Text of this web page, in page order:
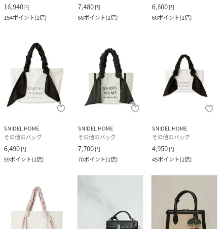
16,940円
154ポイント(1倍)
7,480円
68ポイント(1倍)
6,600円
60ポイント(1倍)
SNIDEL HOME
その他のバッグ
6,490円
59ポイント(1倍)
SNIDEL HOME
その他のバッグ
7,700円
70ポイント(1倍)
SNIDEL HOME
その他のバッグ
4,950円
45ポイント(1倍)